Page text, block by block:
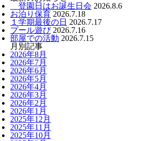
登園日はお誕生日会 2026.8.6
お泊り保育 2026.7.18
１学期最後の日 2026.7.17
プール遊び 2026.7.16
部屋での活動 2026.7.15
月別記事
2026年8月
2026年7月
2026年6月
2026年5月
2026年4月
2026年3月
2026年2月
2026年1月
2025年12月
2025年11月
2025年10月